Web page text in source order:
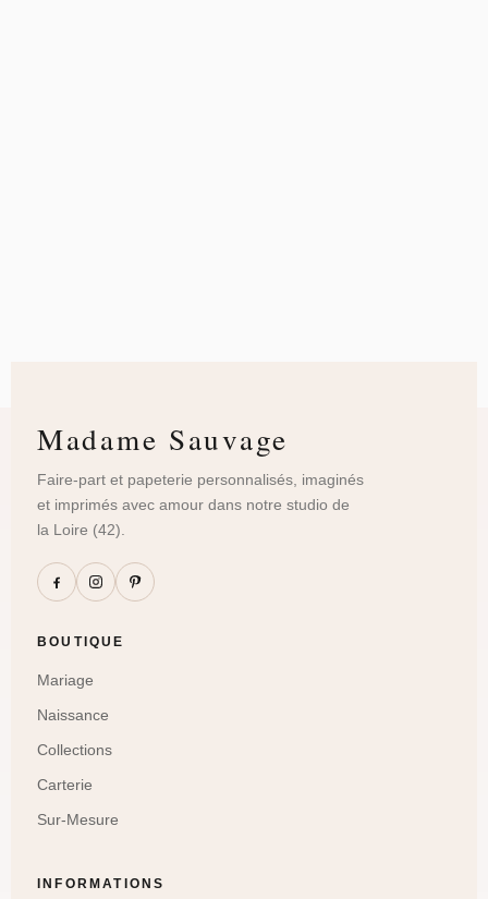
Madame Sauvage
Faire-part et papeterie personnalisés, imaginés
et imprimés avec amour dans notre studio de
la Loire (42).
BOUTIQUE
Mariage
Naissance
Collections
Carterie
Sur-Mesure
INFORMATIONS